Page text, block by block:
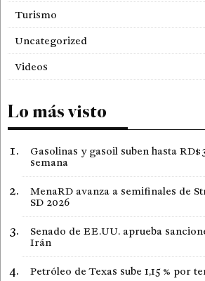
Turismo
Uncategorized
Videos
Lo más visto
Gasolinas y gasoil suben hasta
semana
MenaRD avanza a semifinales de
SD 2026
Senado de EE.UU. aprueba
Irán
Petróleo de Texas sube 1,15 % por